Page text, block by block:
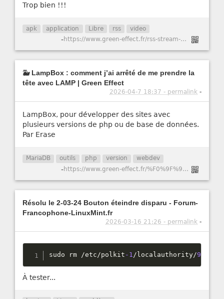
Trop bien !!!
apk application Libre rss video
- https://www.green-effect.fr/rss-stream-suivre-des-videos-youtube-et-peertube-sans-se-faire-bouffer-par-l-algo
🐳 LampBox : comment j’ai arrêté de me prendre la
tête avec LAMP | Green Effect
2026-04-7 18:37 - permalink -
LampBox, pour développer des sites avec
plusieurs versions de php ou de base de données.
Par Erase
MariaDB outils php version webdev
- https://www.green-effect.fr/%F0%9F%90%B3-lampbox-comment-j%E2%80%99ai-arr%C3%AAt%C3%A9-de-me-prendre-la-t%C3%AAte-avec-lamp
Résolu le 2-03-24 Bouton éteindre disparu - Forum-
Francophone-LinuxMint.fr
2026-03-16 21:26 - permalink -
sudo rm /etc/polkit -1/ localauthority/90
À tester...